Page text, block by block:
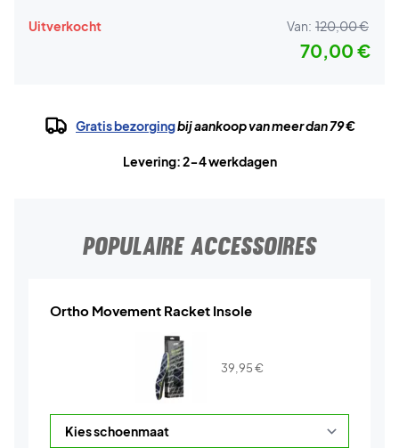
Uitverkocht Van: 120,00 €
70,00 €
Gratis bezorgingbij aankoop van meer dan 79 €
Levering: 2-4 werkdagen
POPULAIRE ACCESSOIRES
Ortho Movement Racket Insole
39,95€